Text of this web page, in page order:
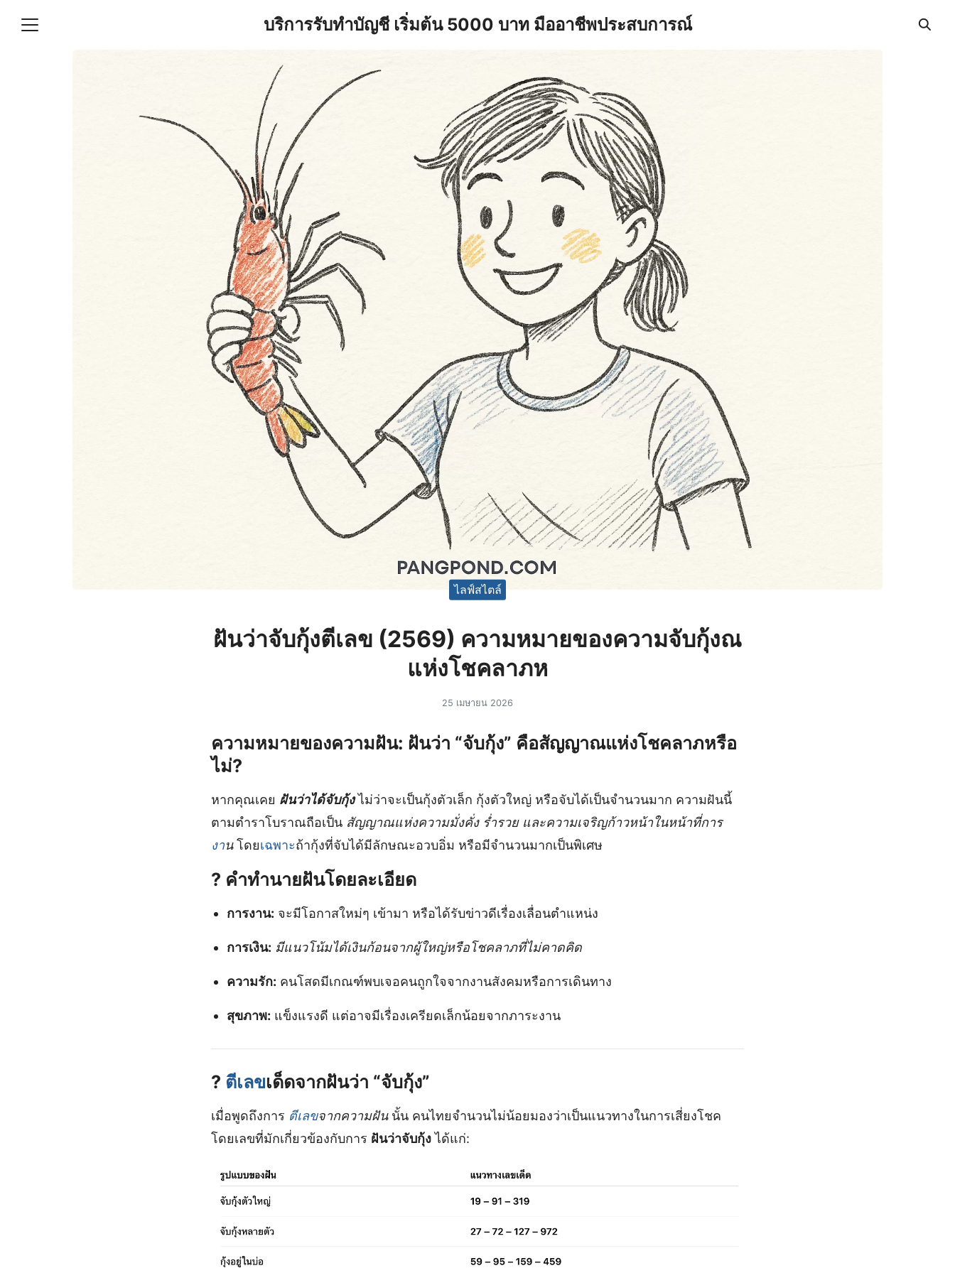
บริการรับทำบัญชี เริ่มต้น 5000 บาท มืออาชีพประสบการณ์
ไลฟ์สไตล์
ฝันว่าจับกุ้งตีเลข (2569) ความหมายของความจับกุ้งณ
แห่งโชคลาภห
25 เมษายน 2026
ความหมายของความฝัน: ฝันว่า “จับกุ้ง” คือสัญญาณแห่งโชคลาภหรือ
ไม่?
หากคุณเคย ฝันว่าได้จับกุ้งไม่ว่าจะเป็นกุ้งตัวเล็ก กุ้งตัวใหญ่ หรือจับได้เป็นจำนวนมาก ความฝันนี้
ตามตำราโบราณถือเป็น สัญญาณแห่งความมั่งคั่ง ร่ำรวย และความเจริญก้าวหน้าในหน้าที่การ
งานโดยเฉพาะถ้ากุ้งที่จับได้มีลักษณะอวบอิ่ม หรือมีจำนวนมากเป็นพิเศษ
? คำทำนายฝันโดยละเอียด
การงาน: จะมีโอกาสใหม่ๆ เข้ามา หรือได้รับข่าวดีเรื่องเลื่อนตำแหน่ง
การเงิน: มีแนวโน้มได้เงินก้อนจากผู้ใหญ่หรือโชคลาภที่ไม่คาดคิด
ความรัก: คนโสดมีเกณฑ์พบเจอคนถูกใจจากงานสังคมหรือการเดินทาง
สุขภาพ: แข็งแรงดี แต่อาจมีเรื่องเครียดเล็กน้อยจากภาระงาน
? ตีเลขเด็ดจากฝันว่า “จับกุ้ง”
เมื่อพูดถึงการ ตีเลขจากความฝันนั้น คนไทยจำนวนไม่น้อยมองว่าเป็นแนวทางในการเสี่ยงโชค
โดยเลขที่มักเกี่ยวข้องกับการ ฝันว่าจับกุ้งได้แก่: